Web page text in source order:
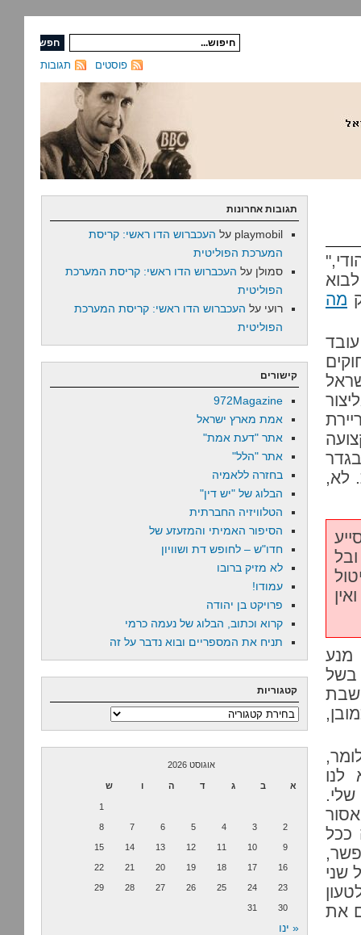
תגובות פוסטים
מה
לא,
מנע
בשל
שבת
ככל
שני
את
תגובות אחרונות
playmobil על העכברוש הדו ראשי: קריסת
המערכת הפוליטית
סמולן על העכברוש הדו ראשי: קריסת המערכת
הפוליטית
רועי על העכברוש הדו ראשי: קריסת המערכת
הפוליטית
קישורים
972Magazine
אמת מארץ ישראל
אתר "דעת אמת"
אתר "הלל"
בחזרה ללאמיה
הבלוג של "יש דין"
הטלוויזיה החברתית
הסיפור האמיתי והמזעזע של
חדו"ש – לחופש דת ושוויון
לא מזיק ברובו
עמודו!
פרויקט בן יהודה
קרוא וכתוב, הבלוג של נעמה כרמי
תניח את המספריים ובוא נדבר על זה
קטגוריות
קטגוריות
אוגוסט 2026
א ב ג ד ה ו ש
1
2
3
4
5
6
7
8
9
10
11
12
13
14
15
16
17
18
19
20
21
22
23
24
25
26
27
28
29
30
31
« ינו